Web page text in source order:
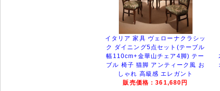
イタリア 家具 ヴェローナクラシッ
ク ダイニング5点セット(テーブル
幅110cm+金華山チェア4脚) テー
ブル 椅子 猫脚 アンティーク風 お
しゃれ 高級感 エレガント
販売価格：361,680円